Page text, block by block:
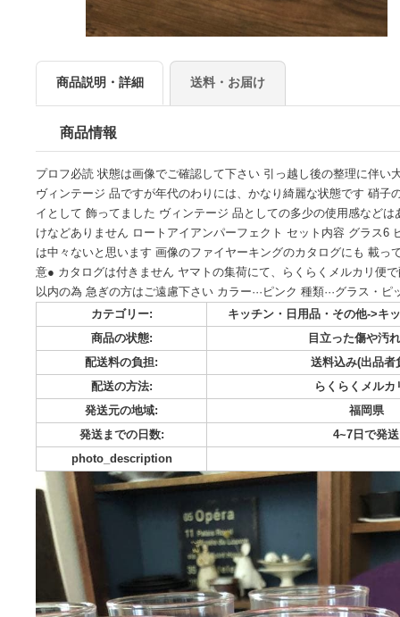
商品説明・詳細 送料・お届け
商品情報
プロフ必読 状態は画像でご確認して下さい 引っ越し後の整
ヴィンテージ 品ですが年代のわりには、かなり綺麗な状態で
イとして 飾ってました ヴィンテージ 品としての多少の使用
けなどありません ロートアイアンパーフェクト セット内容
は中々ないと思います 画像のファイヤーキングのカタログ
意● カタログは付きません ヤマトの集荷にて、らくらくメル
以内の為 急ぎの方はご遠慮下さい カラー···ピンク 種類···グ
カテゴリー:
キッチン・日用品・そ
商品の状態:
目立っ
配送料の負担:
送料込み
配送の方法:
らくら
photo_description